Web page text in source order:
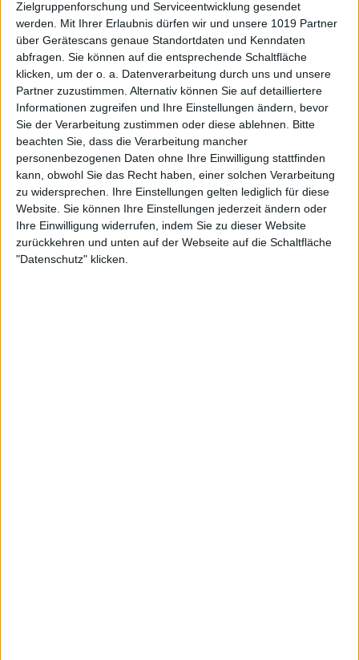
Zielgruppenforschung und Serviceentwicklung gesendet
werden.
Mit Ihrer Erlaubnis dürfen wir und unsere 1019 Partner
über Gerätescans genaue Standortdaten und Kenndaten
abfragen. Sie können auf die entsprechende Schaltfläche
klicken, um der o. a. Datenverarbeitung durch uns und unsere
Partner zuzustimmen. Alternativ können Sie auf detailliertere
Informationen zugreifen und Ihre Einstellungen ändern, bevor
Sie der Verarbeitung zustimmen oder diese ablehnen.
Bitte
beachten Sie, dass die Verarbeitung mancher
personenbezogenen Daten ohne Ihre Einwilligung stattfinden
kann, obwohl Sie das Recht haben, einer solchen Verarbeitung
zu widersprechen. Ihre Einstellungen gelten lediglich für diese
Website. Sie können Ihre Einstellungen jederzeit ändern oder
Ihre Einwilligung widerrufen, indem Sie zu dieser Website
zurückkehren und unten auf der Webseite auf die Schaltfläche
"Datenschutz" klicken.